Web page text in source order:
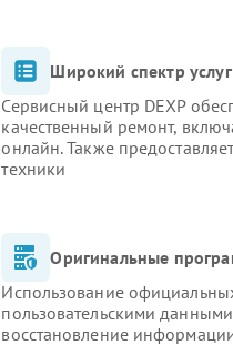
Широкий спектр услуг
Сервисный центр DEXP
качественный ремонт,
онлайн. Также
техники
Оригинальные
Использование
пользовательскими
восстановление